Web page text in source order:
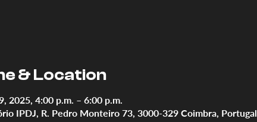
& Location
2025, 4:00 p.m. – 6:00 p.m.
IPDJ, R. Pedro Monteiro 73, 3000-329 Coimbra, Portugal